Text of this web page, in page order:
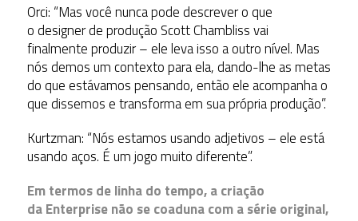
Orci: “Mas você nunca pode descrever o que
o designer de produção Scott Chambliss vai
finalmente produzir – ele leva isso a outro nível. Mas
nós demos um contexto para ela, dando-lhe as metas
do que estávamos pensando, então ele acompanha o
que dissemos e transforma em sua própria produção”.
Kurtzman: “Nós estamos usando adjetivos – ele está
usando aços. É um jogo muito diferente”.
Em termos de linha do tempo, a criação
da Enterprise não se coaduna com a série original,